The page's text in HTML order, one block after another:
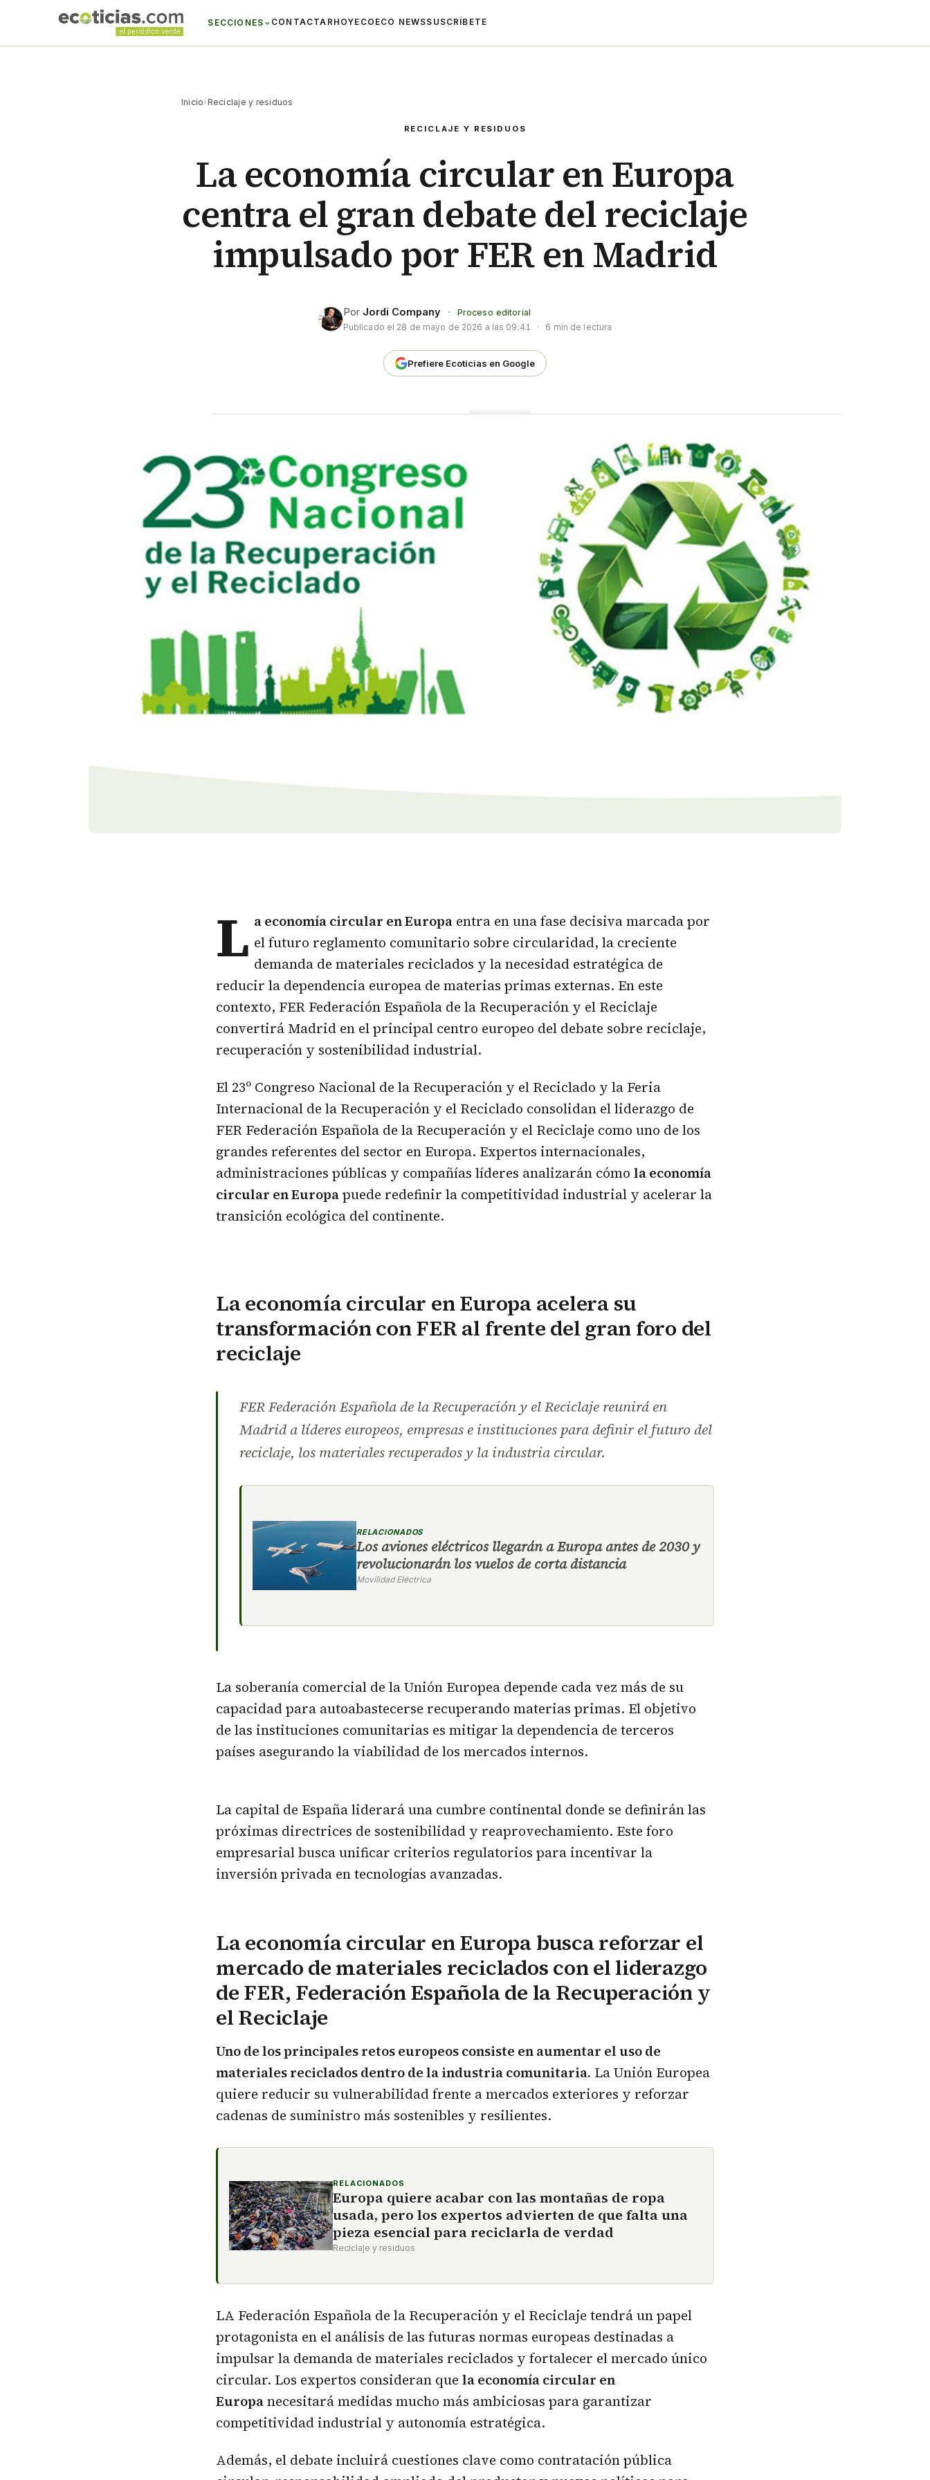
SECCIONES CONTACTAR HOYECO ECO NEWSSUSCRÍBETE
Inicio› Reciclaje y residuos
RECICLAJE Y RESIDUOS
La economía circular en Europa
centra el gran debate del reciclaje
impulsado por FER en Madrid
Por Jordi Company ·
Proceso editorial
Publicado el 28 de mayo de 2026 a las 09:41 · 6 min de lectura
Prefiere Ecoticias en Google
L aeconomía circular en Europa entra en una fase decisiva marcada por
el futuro reglamento comunitario sobre circularidad, la creciente
demanda de materiales reciclados y la necesidad estratégica de
reducir la dependencia europea de materias primas externas. En este
contexto, FER Federación Española de la Recuperación y el Reciclaje
convertirá Madrid en el principal centro europeo del debate sobre reciclaje,
recuperación y sostenibilidad industrial.
El 23º Congreso Nacional de la Recuperación y el Reciclado y la Feria
Internacional de la Recuperación y el Reciclado consolidan el liderazgo de
FER Federación Española de la Recuperación y el Reciclaje como uno de los
grandes referentes del sector en Europa. Expertos internacionales,
administraciones públicas y compañías líderes analizarán cómo la economía
circular en Europapuede redefinir la competitividad industrial y acelerar la
transición ecológica del continente.
La economía circular en Europa acelera su
transformación con FER al frente del gran foro del
reciclaje
FER Federación Española de la Recuperación y el Reciclaje reunirá en
Madrid a líderes europeos, empresas e instituciones para definir el futuro del
reciclaje, los materiales recuperados y la industria circular.
RELACIONADOS
Los aviones eléctricos llegarán a Europa antes de 2030 y
revolucionarán los vuelos de corta distancia
Movilidad Eléctrica
La soberanía comercial de la Unión Europea depende cada vez más de su
capacidad para autoabastecerse recuperando materias primas. El objetivo
de las instituciones comunitarias es mitigar la dependencia de terceros
países asegurando la viabilidad de los mercados internos.
La capital de España liderará una cumbre continental donde se definirán las
próximas directrices de sostenibilidad y reaprovechamiento. Este foro
empresarial busca unificar criterios regulatorios para incentivar la
inversión privada en tecnologías avanzadas.
La economía circular en Europa busca reforzar el
mercado de materiales reciclados con el liderazgo
de FER, Federación Española de la Recuperación y
el Reciclaje
Uno de los principales retos europeos consiste en aumentar el uso de
materiales reciclados dentro de la industria comunitaria. La Unión Europea
quiere reducir su vulnerabilidad frente a mercados exteriores y reforzar
cadenas de suministro más sostenibles y resilientes.
RELACIONADOS
Europa quiere acabar con las montañas de ropa
usada, pero los expertos advierten de que falta una
pieza esencial para reciclarla de verdad
Reciclaje y residuos
LA Federación Española de la Recuperación y el Reciclaje tendrá un papel
protagonista en el análisis de las futuras normas europeas destinadas a
impulsar la demanda de materiales reciclados y fortalecer el mercado único
circular. Los expertos consideran que la economía circular en
Europanecesitará medidas mucho más ambiciosas para garantizar
competitividad industrial y autonomía estratégica.
Además, el debate incluirá cuestiones clave como contratación pública